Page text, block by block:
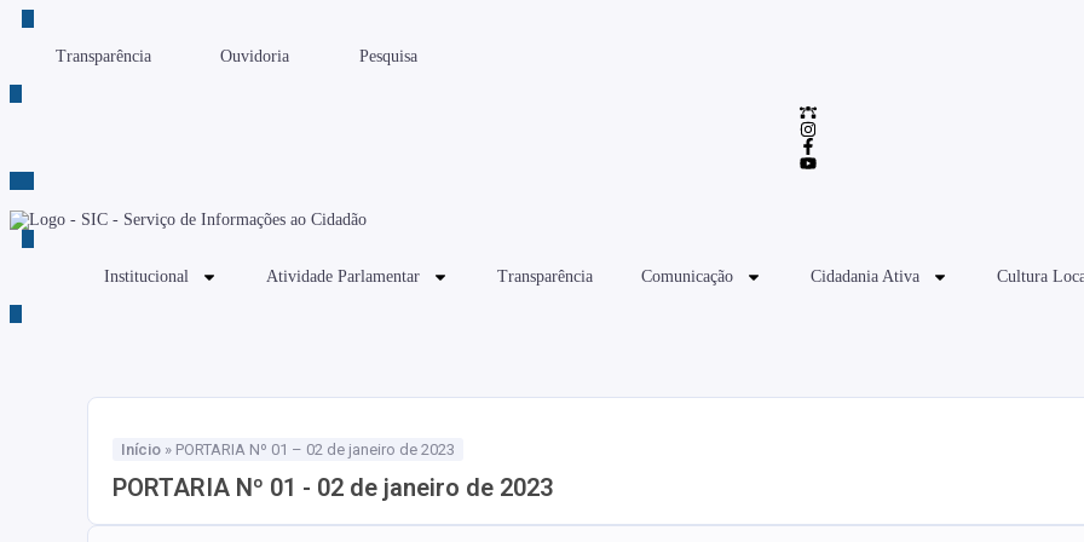
Transparência Ouvidoria Pesquisa
Institucional Atividade Parlamentar Transparência Comunicação Cidadania Ativa Cultura
Início » PORTARIA Nº 01 – 02 de janeiro de 2023
PORTARIA Nº 01 - 02 de janeiro de 2023